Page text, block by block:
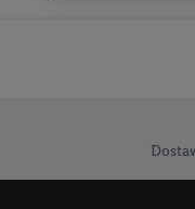
informacji z konta
urządzenia
przetwarzanie
opracowywania